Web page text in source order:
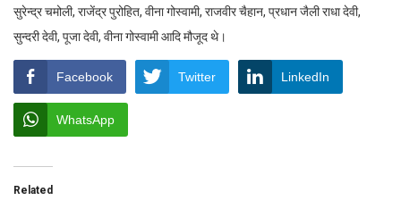
सुरेन्द्र चमोली, राजेंद्र पुरोहित, वीना गोस्वामी, राजवीर चैहान, प्रधान जैली राधा देवी,
सुन्दरी देवी, पूजा देवी, वीना गोस्वामी आदि मौजूद थे।
Facebook Twitter LinkedIn
WhatsApp
Related